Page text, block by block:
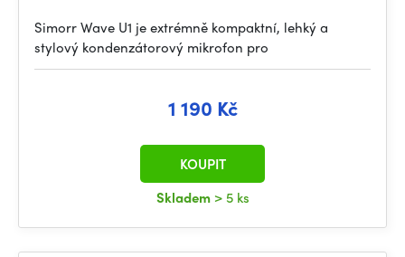
Simorr Wave U1 je extrémně kompaktní, lehký a
stylový kondenzátorový mikrofon pro
1 190 Kč
Skladem > 5 ks
KOUPIT